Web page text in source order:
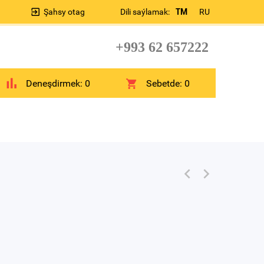
Dili saýlamak: TM RU
Şahsy otag
+993 62 657222
Deneşdirmek: 0 Sebetde:0